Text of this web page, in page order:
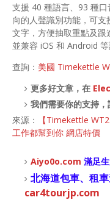
支援 40 種語言、93 種
向的人聲識別功能，可
文字，方便抽取重點及
並兼容 iOS 和 Android 等
查詢： 美國 Timekettle
更多好文章，在
我們需要你的支持，
來源：
【Timekettle
工作都幫到你 網店特價
Aiyo0o.com 滿足
北海道包車、租
car4tourjp.com